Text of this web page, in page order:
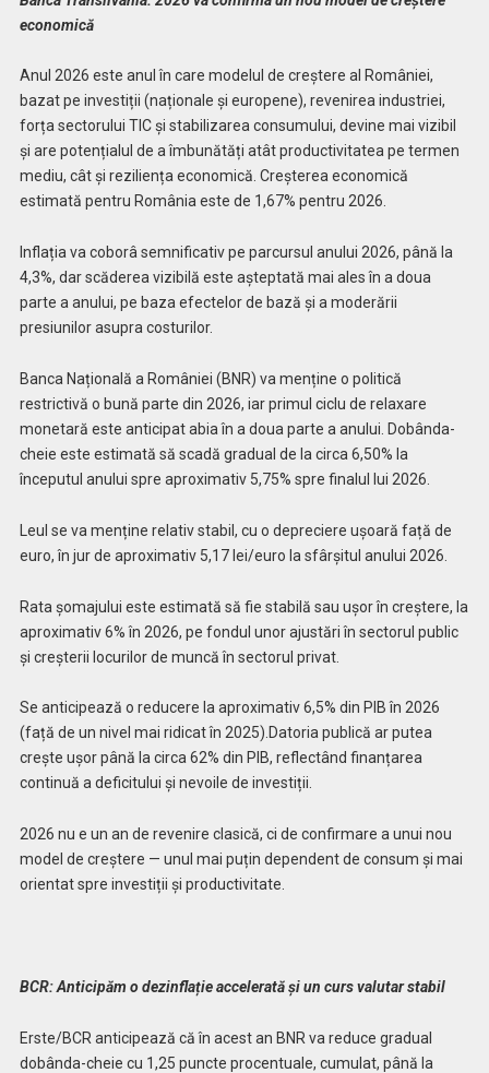
economică
Anul 2026 este anul în care modelul de creștere al României,
bazat pe investiții (naționale și europene), revenirea industriei,
forța sectorului TIC și stabilizarea consumului, devine mai vizibil
și are potențialul de a îmbunătăți atât productivitatea pe termen
mediu, cât și reziliența economică. Creșterea economică
estimată pentru România este de 1,67% pentru 2026.
Inflația va coborâ semnificativ pe parcursul anului 2026, până la
4,3%, dar scăderea vizibilă este așteptată mai ales în a doua
parte a anului, pe baza efectelor de bază și a moderării
presiunilor asupra costurilor.
Banca Națională a României (BNR) va menține o politică
restrictivă o bună parte din 2026, iar primul ciclu de relaxare
monetară este anticipat abia în a doua parte a anului. Dobânda-
cheie este estimată să scadă gradual de la circa 6,50% la
începutul anului spre aproximativ 5,75% spre finalul lui 2026.
Leul se va menține relativ stabil, cu o depreciere ușoară față de
euro, în jur de aproximativ 5,17 lei/euro la sfârșitul anului 2026.
Rata șomajului este estimată să fie stabilă sau ușor în creștere, la
aproximativ 6% în 2026, pe fondul unor ajustări în sectorul public
și creșterii locurilor de muncă în sectorul privat.
Se anticipează o reducere la aproximativ 6,5% din PIB în 2026
(față de un nivel mai ridicat în 2025).Datoria publică ar putea
crește ușor până la circa 62% din PIB, reflectând finanțarea
continuă a deficitului și nevoile de investiții.
2026 nu e un an de revenire clasică, ci de confirmare a unui nou
model de creștere — unul mai puțin dependent de consum și mai
orientat spre investiții și productivitate.
BCR: Anticipăm o dezinflație accelerată și un curs valutar stabil
Erste/BCR anticipează că în acest an BNR va reduce gradual
dobânda-cheie cu 1,25 puncte procentuale, cumulat, până la